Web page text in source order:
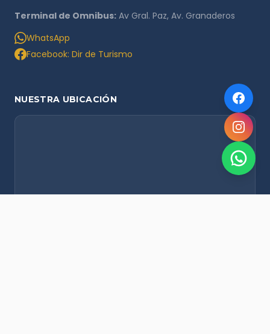
Terminal de Omnibus: Av Gral. Paz, Av. Granaderos
WhatsApp
Facebook: Dir de Turismo
NUESTRA UBICACIÓN